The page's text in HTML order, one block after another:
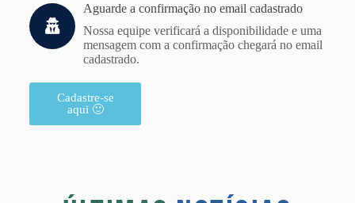
Aguarde a confirmação no email cadastrado
Nossa equipe verificará a disponibilidade e uma
mensagem com a confirmação chegará no email
cadastrado.
Cadastre-se
aqui 🙂